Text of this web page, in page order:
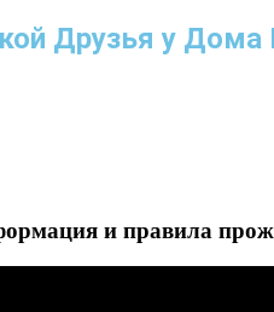
Друзья у Дома
и правила